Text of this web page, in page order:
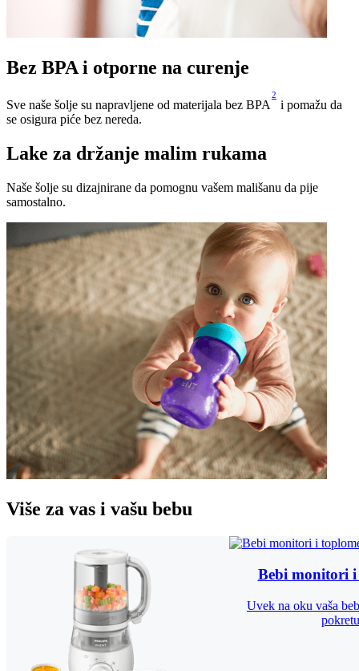
Bez BPA i otporne na curenje
Sve naše šolje su napravljene od materijala bez BPA
2
i pomažu da
se osigura piće bez nereda.
Lake za držanje malim rukama
Naše šolje su dizajnirane da pomognu vašem mališanu da pije
samostalno.
Više za vas i vašu bebu
Bebi monitori
Uvek na oku vaša
pokretu